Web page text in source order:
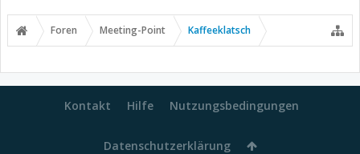
Foren Meeting-Point Kaffeeklatsch
Kontakt Hilfe Nutzungsbedingungen
Datenschutzerklärung